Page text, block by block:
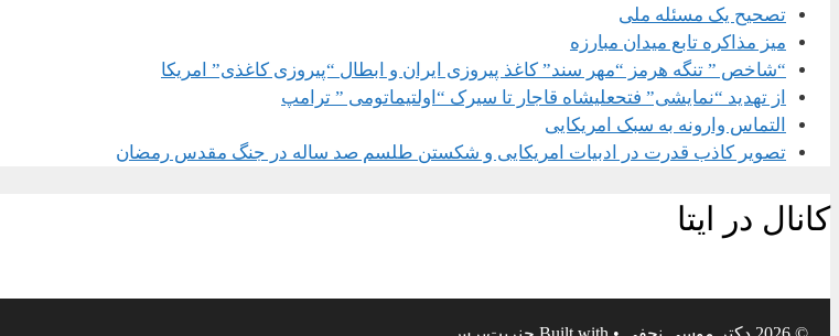
تصحیح یک مسئله ملی
میز مذاکره تابع میدان مبارزه
“شاخص ” تنگه هرمز “مهر سند” کاغذ پیروزی ایران و ابطال “پیروزی کاغذی” امریکا
از تهدید “نمایشی” فتحعلیشاه قاجار تا سیرک “اولتیماتومی ” ترامپ
التماس وارونه به سبک امریکایی
تصویر کاذب قدرت در ادبیات امریکایی و شکستن طلسم صد ساله در جنگ مقدس رمضان
کانال در ایتا